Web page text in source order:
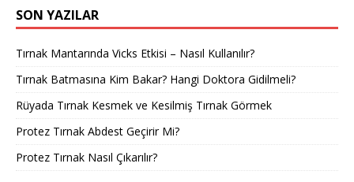
SON YAZILAR
Tırnak Mantarında Vicks Etkisi – Nasıl Kullanılır?
Tırnak Batmasına Kim Bakar? Hangi Doktora Gidilmeli?
Rüyada Tırnak Kesmek ve Kesilmiş Tırnak Görmek
Protez Tırnak Abdest Geçirir Mi?
Protez Tırnak Nasıl Çıkarılır?